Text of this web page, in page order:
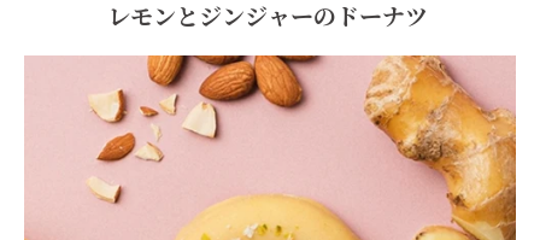
レモンとジンジャーのドーナツ